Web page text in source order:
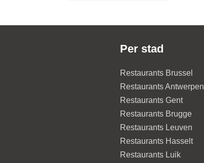
Per stad
Restaurants Brussel
Restaurants Antwerpen
Restaurants Gent
Restaurants Brugge
Restaurants Leuven
Restaurants Hasselt
Restaurants Luik